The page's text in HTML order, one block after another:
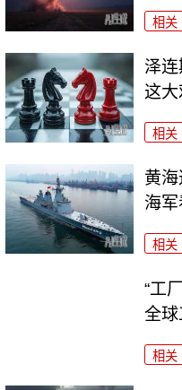
相关
泽连
这大
相关
黄海
海
相关
“工
全球
相关